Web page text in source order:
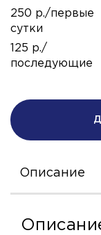
250 р./первые
сутки
125 р./
последующие
Описание